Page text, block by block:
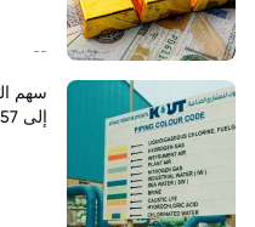
--
إلى 0.857 دينار.. هل تبدأ مرحلة تعافٍ جديدة؟